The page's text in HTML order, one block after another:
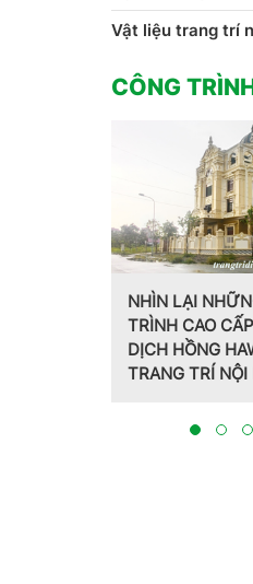
Vật liệu trang trí
CÔNG
LẠI NHỮNG CÔNG
CAO CẤP – DẤU ẤN
HỒNG HAWA TRONG
TRÍ NỘI NGOẠI THẤT